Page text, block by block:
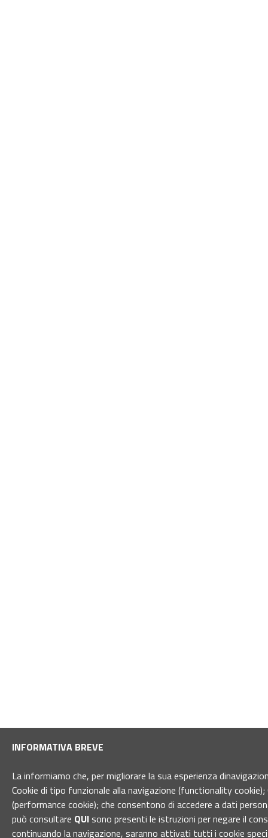
INFORMATIVA BREVE
La informiamo che, per migliorare la sua esperienza
Cookie di tipo funzionale alla navigazione (functionality
(performance cookie); che consentono di accedere a dati
può consultare QUIsono presenti le istruzioni per negare il
continuando la navigazione, saranno attivati tutti i cookie